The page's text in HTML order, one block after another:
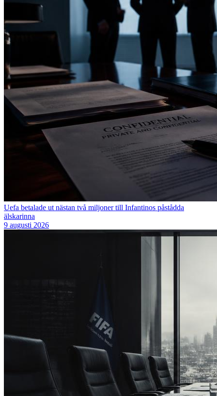
Uefa betalade ut nästan två miljoner till Infantinos påstådda
älskarinna
9 augusti 2026